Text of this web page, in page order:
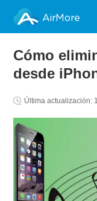
AirMore
Cómo
desde
Última actualización: